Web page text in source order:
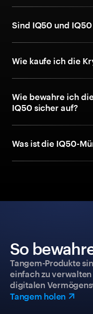
Sind IQ50 und
Wie kaufe ich die
Wie bewahre ich
IQ50 sicher auf?
Was ist die IQ50-
So
Tangem-Produkte
einfach zu
digitalen
Tangem holen